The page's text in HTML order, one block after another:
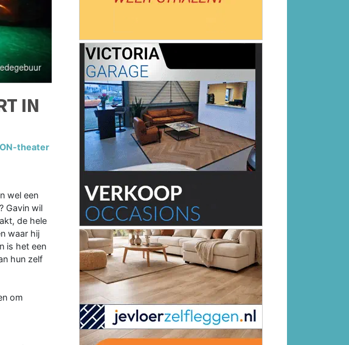
IN
theater
wel een
Gavin wil
de hele
waar hij
is het een
hun zelf
om